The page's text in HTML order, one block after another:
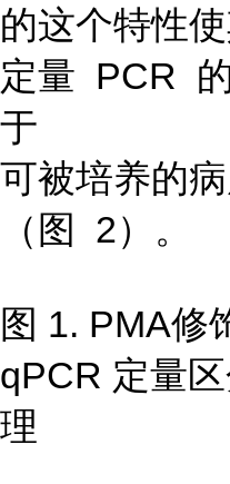
的这个特性
定量 PCR
于
可被培养的
（图 2）。
图 1. PMA修
qPCR 定量
理